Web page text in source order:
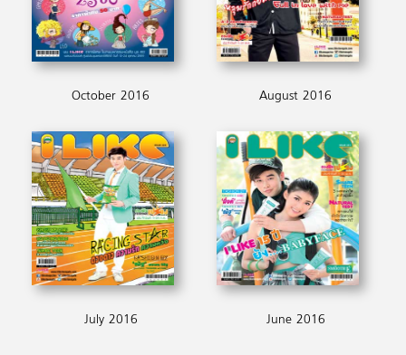
October 2016 August 2016
July 2016 June 2016